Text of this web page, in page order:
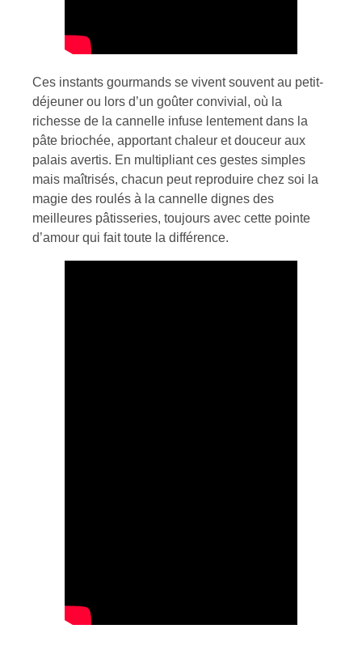
Ces instants gourmands se vivent souvent au petit-
déjeuner ou lors d’un goûter convivial, où la
richesse de la cannelle infuse lentement dans la
pâte briochée, apportant chaleur et douceur aux
palais avertis. En multipliant ces gestes simples
mais maîtrisés, chacun peut reproduire chez soi la
magie des roulés à la cannelle dignes des
meilleures pâtisseries, toujours avec cette pointe
d’amour qui fait toute la différence.